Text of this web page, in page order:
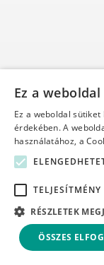
Ez a
Ez a weboldal
érdekében. A
használatához, a
TELJESÍTMÉNY
RÉSZLETEK
ÖSSZES